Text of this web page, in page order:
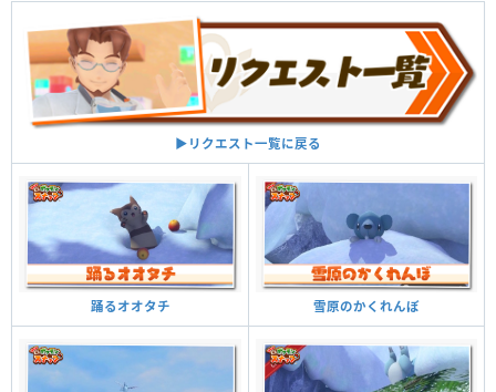
▶︎リクエスト一覧に戻る
踊るオオタチ 雪原のかくれんぼ